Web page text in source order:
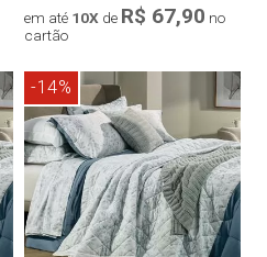
em até 10X de R$ 67,90 no
cartão
Compra rápida
-14%